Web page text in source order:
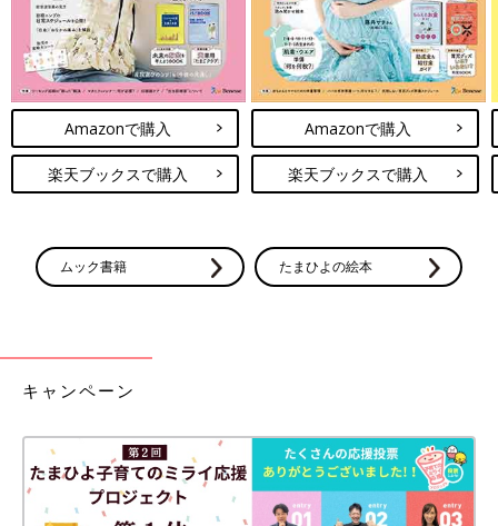
Amazonで購入
楽天ブックスで購入
Amazonで購入
楽天ブックスで購入
ムック書籍 たまひよの絵本
キャンペーン